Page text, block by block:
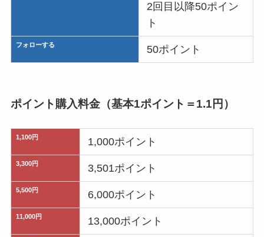
2回目以降50ポイン
ト
フォローする 50ポイント
ポイント購入料金（基本1ポイント＝1.1円）
1,100円 1,000ポイント
3,300円 3,501ポイント
5,500円 6,000ポイント
11,000円 13,000ポイント